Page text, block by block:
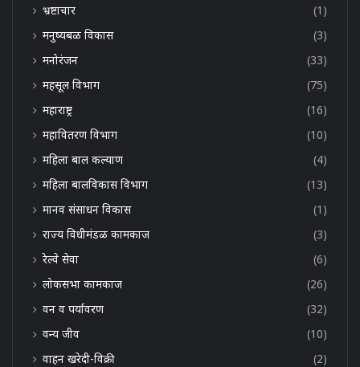
भ्रष्टाचार
(1)
मनुष्यबळ विकास
(3)
मनोरंजन
(33)
महसूल विभाग
(75)
महाराष्ट्र
(16)
महावितरण विभाग
(10)
महिला बाल कल्याण
(4)
महिला बालविकास विभाग
(13)
मानव संसाधन विकास
(1)
राज्य विधीमंडळ कामकाज
(3)
रेल्वे सेवा
(6)
लोकसभा कामकाज
(26)
वन व पर्यावरण
(32)
वन्य जीव
(10)
वाहन खरेदी-विक्री
(2)